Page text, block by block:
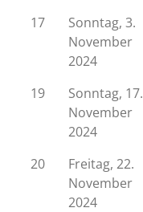
17
Sonntag, 3.
November
2024
19
Sonntag, 17.
November
2024
20
Freitag, 22.
November
2024